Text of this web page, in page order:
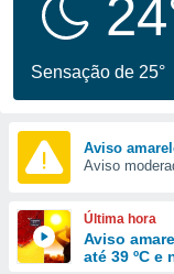
fornecidas
a este
das
e
forma
digital
Sensação de 25°
Aviso
Aviso
Última hora
Aviso
até 39 ºC